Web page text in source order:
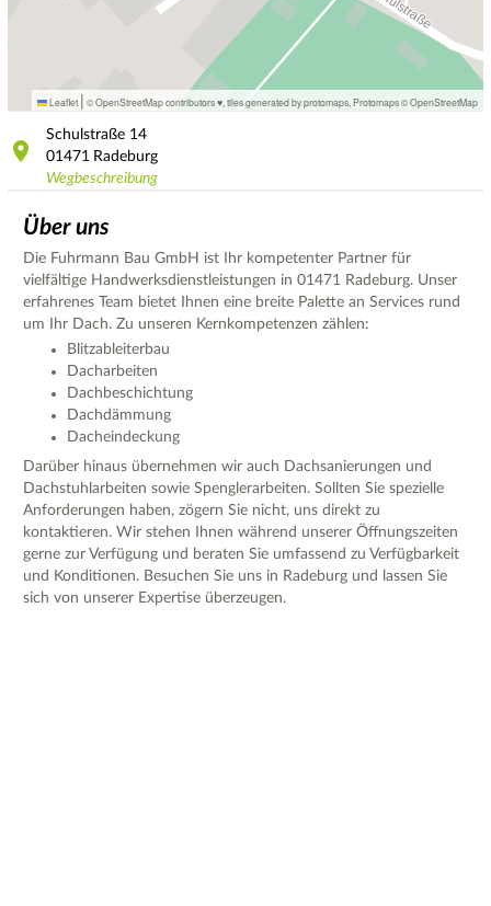
Leaflet | © OpenStreetMap contributors ♥, tiles generated by protomaps Protomaps©OpenStreetMap
Schulstraße 14
01471
Radeburg
Wegbeschreibung
Über uns
Die Fuhrmann Bau GmbH ist Ihr kompetenter Partner für
vielfältige Handwerksdienstleistungen in 01471 Radeburg. Unser
erfahrenes Team bietet Ihnen eine breite Palette an Services rund
um Ihr Dach. Zu unseren Kernkompetenzen zählen:
Blitzableiterbau
Dacharbeiten
Dachbeschichtung
Dachdämmung
Dacheindeckung
Darüber hinaus übernehmen wir auch Dachsanierungen und
Dachstuhlarbeiten sowie Spenglerarbeiten. Sollten Sie spezielle
Anforderungen haben, zögern Sie nicht, uns direkt zu
kontaktieren. Wir stehen Ihnen während unserer Öffnungszeiten
gerne zur Verfügung und beraten Sie umfassend zu Verfügbarkeit
und Konditionen. Besuchen Sie uns in Radeburg und lassen Sie
sich von unserer Expertise überzeugen.